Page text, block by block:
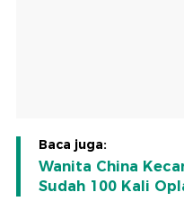
Baca juga:
Wanita China
Sudah 100 Kali